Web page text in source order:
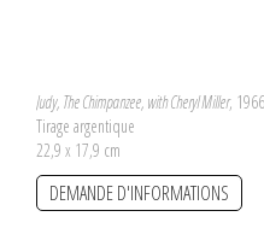
Judy, The Chimpanzee, with Cheryl Miller, 1966
Tirage argentique
22,9 x 17,9 cm
DEMANDE D'INFORMATIONS